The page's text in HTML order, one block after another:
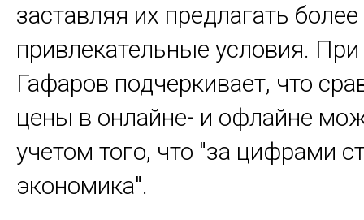
заставляя их предлагать более
привлекательные условия.
Гафаров подчеркивает, что
цены в онлайне- и офлайне
учетом того, что "за цифрами
экономика".